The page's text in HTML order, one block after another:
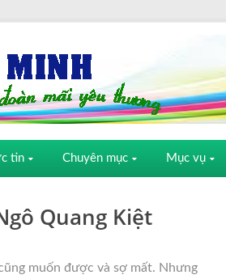
tin Chuyên mục Mục vụ
Quang Kiệt
muốn được và sợ mất. Nhưng